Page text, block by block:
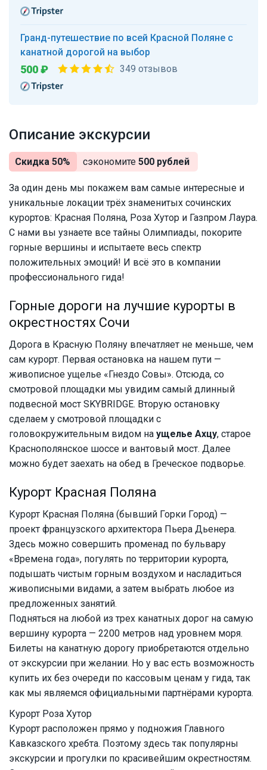
Описание экскурсии
Скидка 50% сэкономите 500 рублей
За один день мы покажем вам самые интересные и
уникальные локации трёх знаменитых сочинских
курортов: Красная Поляна, Роза Хутор и Газпром Лаура.
С нами вы узнаете все тайны Олимпиады, покорите
горные вершины и испытаете весь спектр
положительных эмоций! И всё это в компании
профессионального гида!
Горные дороги на лучшие курорты в
окрестностях Сочи
Дорога в Красную Поляну впечатляет не меньше, чем
сам курорт. Первая остановка на нашем пути —
живописное ущелье «Гнездо Совы». Отсюда, со
смотровой площадки мы увидим самый длинный
подвесной мост SKYBRIDGE. Вторую остановку
сделаем у смотровой площадки с
головокружительным видом на ущелье Ахцу, старое
Краснополянское шоссе и вантовый мост. Далее
можно будет заехать на обед в Греческое подворье.
Курорт Красная Поляна
Курорт Красная Поляна (бывший Горки Город) —
проект французского архитектора Пьера Дьенера.
Здесь можно совершить променад по бульвару
«Времена года», погулять по территории курорта,
подышать чистым горным воздухом и насладиться
живописными видами, а затем выбрать любое из
предложенных занятий.
Подняться на любой из трех канатных дорог на самую
вершину курорта — 2200 метров над уровнем моря.
Билеты на канатную дорогу приобретаются отдельно
от экскурсии при желании. Но у вас есть возможность
купить их без очереди по кассовым ценам у гида, так
как мы являемся официальными партнёрами курорта.
Курорт Роза Хутор
Курорт расположен прямо у подножия Главного
Кавказского хребта. Поэтому здесь так популярны
экскурсии и прогулки по красивейшим окрестностям.
Гранд-путешествие по всей Красной Поляне с
канатной дорогой на выбор
500 ₽ 349 отзывов